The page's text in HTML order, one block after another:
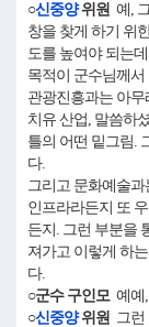
○신중양위원 예,
창을 찾게 하기 위
도를 높여야 되는
목적이 군수님께
관광진흥과는 아
치유 산업, 말씀하
틀의 어떤 밑그림.
다.
그리고 문화예술
인프라라든지 또
든지. 그런 부분을
져가고 이렇게 하
다.
○군수 구인모예예,
○신중양위원 그런